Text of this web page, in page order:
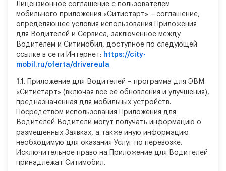
Лицензионное соглашение с пользователем
мобильного приложения «Ситистарт» – соглашение,
определяющее условия использования Приложения
для Водителей и Сервиса, заключенное между
Водителем и Ситимобил, доступное по следующей
ссылке в сети Интернет: https://city-
mobil.ru/oferta/drivereula.
1.1.
Приложение для Водителей – программа для ЭВМ
«Ситистарт» (включая все ее обновления и улучшения),
предназначенная для мобильных устройств.
Посредством использования Приложения для
Водителей Водители могут получать информацию о
размещенных Заявках, а также иную информацию
необходимую для оказания Услуг по перевозке.
Исключительное право на Приложение для Водителей
принадлежат Ситимобил.